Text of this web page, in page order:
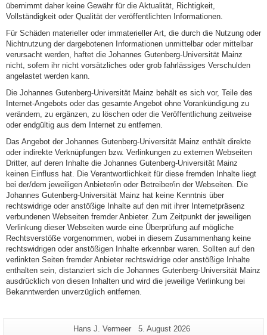
übernimmt daher keine Gewähr für die Aktualität, Richtigkeit,
Vollständigkeit oder Qualität der veröffentlichten Informationen.
Für Schäden materieller oder immaterieller Art, die durch die Nutzung oder
Nichtnutzung der dargebotenen Informationen unmittelbar oder mittelbar
verursacht werden, haftet die Johannes Gutenberg-Universität Mainz
nicht, sofern ihr nicht vorsätzliches oder grob fahrlässiges Verschulden
angelastet werden kann.
Die Johannes Gutenberg-Universität Mainz behält es sich vor, Teile des
Internet-Angebots oder das gesamte Angebot ohne Vorankündigung zu
verändern, zu ergänzen, zu löschen oder die Veröffentlichung zeitweise
oder endgültig aus dem Internet zu entfernen.
Das Angebot der Johannes Gutenberg-Universität Mainz enthält direkte
oder indirekte Verknüpfungen bzw. Verlinkungen zu externen Webseiten
Dritter, auf deren Inhalte die Johannes Gutenberg-Universität Mainz
keinen Einfluss hat. Die Verantwortlichkeit für diese fremden Inhalte liegt
bei der/dem jeweiligen Anbieter/in oder Betreiber/in der Webseiten. Die
Johannes Gutenberg-Universität Mainz hat keine Kenntnis über
rechtswidrige oder anstößige Inhalte auf den mit ihrer Internetpräsenz
verbundenen Webseiten fremder Anbieter. Zum Zeitpunkt der jeweiligen
Verlinkung dieser Webseiten wurde eine Überprüfung auf mögliche
Rechtsverstöße vorgenommen, wobei in diesem Zusammenhang keine
rechtswidrigen oder anstößigen Inhalte erkennbar waren. Sollten auf den
verlinkten Seiten fremder Anbieter rechtswidrige oder anstößige Inhalte
enthalten sein, distanziert sich die Johannes Gutenberg-Universität Mainz
ausdrücklich von diesen Inhalten und wird die jeweilige Verlinkung bei
Bekanntwerden unverzüglich entfernen.
Zusätzliche
Seiten-
Hans J. Vermeer
Letzte
5. August 2026